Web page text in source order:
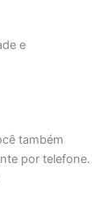
e
também
por telefone.